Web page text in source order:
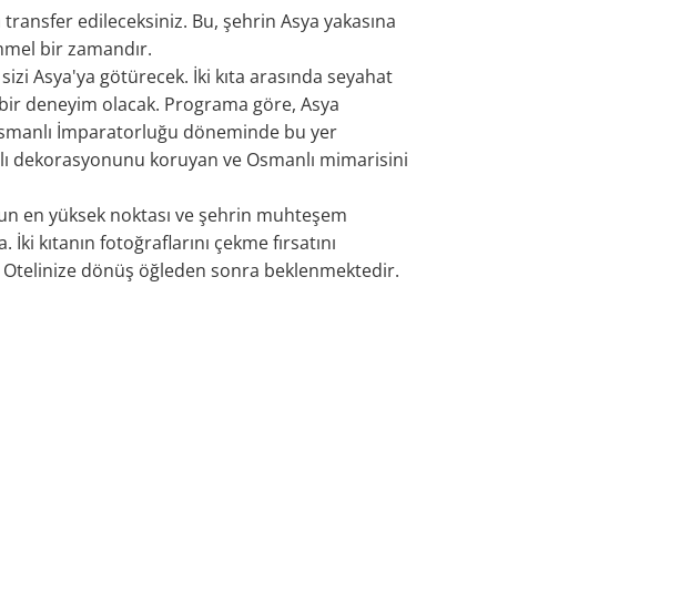
edileceksiniz. Bu, şehrin Asya yakasına
bir zamandır.
Asya'ya götürecek. İki kıta arasında seyahat
deneyim olacak. Programa göre, Asya
İmparatorluğu döneminde bu yer
dekorasyonunu koruyan ve Osmanlı mimarisini
en yüksek noktası ve şehrin muhteşem
kıtanın fotoğraflarını çekme fırsatını
Otelinize dönüş öğleden sonra beklenmektedir.